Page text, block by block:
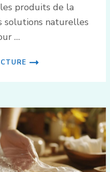
produits de la
solutions naturelles
…